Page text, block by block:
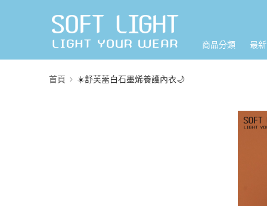
商品分類 最
首頁 ☀️舒芙蕾白石墨烯養護內衣🌙